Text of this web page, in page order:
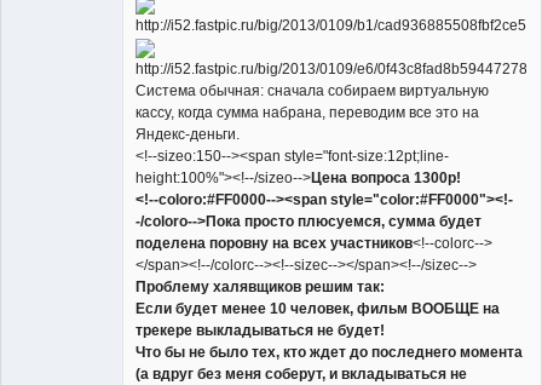
Система обычная: сначала собираем виртуальную
кассу, когда сумма набрана, переводим все это на
Яндекс-деньги.
<!--sizeo:150--><span style="font-size:12pt;line-
height:100%"><!--/sizeo-->Цена вопроса 1300р!
<!--coloro:#FF0000--><span style="color:#FF0000"><!-
-/coloro-->Пока просто плюсуемся, сумма будет
поделена поровну на всех участников<!--colorc-->
</span><!--/colorc--><!--sizec--></span><!--/sizec-->
Проблему халявщиков решим так:
Если будет менее 10 человек, фильм ВООБЩЕ на
трекере выкладываться не будет!
Что бы не было тех, кто ждет до последнего момента
(а вдруг без меня соберут, и вкладываться не